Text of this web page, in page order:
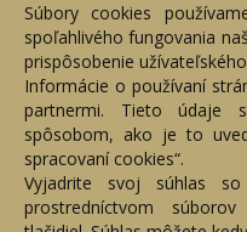
Súbory cookies
spoľahlivého fungovania
prispôsobenie
Informácie o používaní
partnermi. Tieto údaje
spôsobom, ako je to
spracovaní cookies“.
Vyjadrite svoj súhlas so
prostredníctvom